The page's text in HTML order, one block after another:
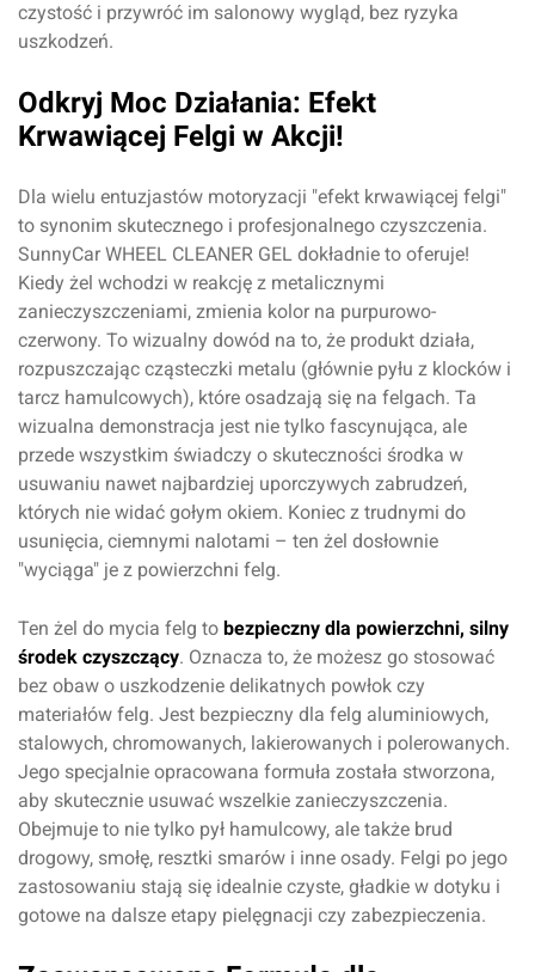
czystość i przywróć im salonowy wygląd, bez ryzyka
uszkodzeń.
Odkryj Moc Działania: Efekt
Krwawiącej Felgi w Akcji!
Dla wielu entuzjastów motoryzacji "efekt krwawiącej felgi"
to synonim skutecznego i profesjonalnego czyszczenia.
SunnyCar WHEEL CLEANER GEL dokładnie to oferuje!
Kiedy żel wchodzi w reakcję z metalicznymi
zanieczyszczeniami, zmienia kolor na purpurowo-
czerwony. To wizualny dowód na to, że produkt działa,
rozpuszczając cząsteczki metalu (głównie pyłu z klocków i
tarcz hamulcowych), które osadzają się na felgach. Ta
wizualna demonstracja jest nie tylko fascynująca, ale
przede wszystkim świadczy o skuteczności środka w
usuwaniu nawet najbardziej uporczywych zabrudzeń,
których nie widać gołym okiem. Koniec z trudnymi do
usunięcia, ciemnymi nalotami – ten żel dosłownie
"wyciąga" je z powierzchni felg.
Ten żel do mycia felg to bezpieczny dla powierzchni, silny
środek czyszczący. Oznacza to, że możesz go stosować
bez obaw o uszkodzenie delikatnych powłok czy
materiałów felg. Jest bezpieczny dla felg aluminiowych,
stalowych, chromowanych, lakierowanych i polerowanych.
Jego specjalnie opracowana formuła została stworzona,
aby skutecznie usuwać wszelkie zanieczyszczenia.
Obejmuje to nie tylko pył hamulcowy, ale także brud
drogowy, smołę, resztki smarów i inne osady. Felgi po jego
zastosowaniu stają się idealnie czyste, gładkie w dotyku i
gotowe na dalsze etapy pielęgnacji czy zabezpieczenia.